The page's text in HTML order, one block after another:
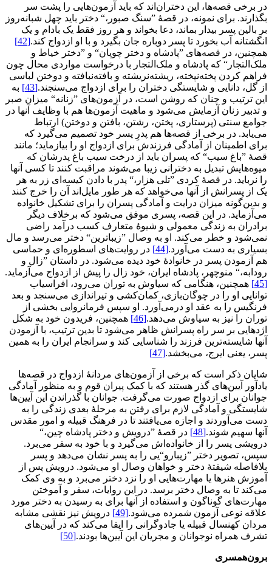
در برخی قصه‌ها، این دختران‌اند که باید آزمون‌هایی را پشت سر
بگذارند. برای نمونه، در قصۀ ”سنگ صبور،“ دختر باید چهل شبانه‌روز
بر بالین پسر بیدار بماند، دعا بخواند و هر روز فقط یک بادام و یک
انگشتانه آب بخورد تا پسر دوباره جان بگیرد و با او ازدواج کند.[42]
همچنین، در قصه‌های ”پادشاه و دختر چوپان“ و ”دختر خیاط و
ملک‌التجار“ که پادشاه و ملک‌التجار با درخواست مواردی محال چون
فراهم کردن پخته‌نپخته، ریشته‌نریشته و بافته‌نبافته و دوختن لباسی
از گل، دانایی و شایستگی دختران را برای ازدواج می‌سنجند.[43]
به
این ترتیب و چنان که روشن است، در آزمون‌های ”زنانه“ میزان صبر
و تدبیر زنان آزمایش می‌شود و ماهیت آزمون‌ها هم با وظایف آنها در
جوامع سنتی (پرستاری، پختن، رشتن، بافتن و دوختن) ارتباط
می‌یابد. در برخی از قصه‌ها هم پدرِ پسر خود تصمیم می‌گیرد که
برای اطمینان از آمادگی فرزندش برای ازدواج او را بیازماید؛ مانند
قصۀ ”باغ سیب“ که پسران باید از درخت سیب باغ پدرشان که
میوه‌هایش تبدیل به دخترانی زیبا می‌شوند مراقبت کنند تا کسی آنها
را نرباید. در قصۀ کردی ”تلی هزار،“ پدر با دادن کیسه‌ای زر به هر
یک از پسرانش از آنها می‌خواهد که هر طور مایل‌اند آن را خرج کنند
و بدین‌گونه میزان درایت و آمادگی پسران را برای تشکیل خانواده
می‌آزماید. در این قصه، پسری موفق می‌شود که برخلاف دیگر
برادران به زندگی معمولی و شیوۀ متعارف کسب درآمد راضی
نمی‌شود و خطر می‌کند. او به وصال ”زیباترین“ دختر می‌رسد و مال
بسیاری به دست می‌آورد.[44]
در روایت‌های اسطوره‌ای و حماسی
هم آزمودن پسر در خانوادۀ خود دیده می‌شود. در داستان ”زال و
رودابه،“ منوچهر، پادشاه ایران، خود زال را پیش از ازدواج می‌آزماید.
[45]
همچنین، هنگامی که سیاوش به توران می‌رود، افراسیاب
توانایی او را در چوگان‌بازی، کمان‌کشی و تیراندازی می‌سنجد و بعد
فرنگیس را به عقد او درمی‌آورد. او سپس فرمانروایی بخشی از
توران را نیز به سیاوش می‌دهد.[46]
همچنین، فریدون خود به شکل
اژدهایی بر سر راه پسرانش ظاهر می‌شود تا بدین ترتیب، با آزمودن
آنها شایسته‌ترین فرزند را شناسایی کند و سرانجام ایران را به همین
پسر، یعنی ایرج، می‌بخشد.[47]
شایان ذکر است که برخی از آزمون‌های مردانۀ ازدواج در قصه‌ها
یادآور آیین‌های گذر هستند که با کمک پیران قوم و به منظور آمادگی
جوانان برای ازدواج صورت می‌گرفت. جوانان با گذراندن این آیین‌ها
شایستگی و آمادگی لازم برای رفتن به مرحلۀ بعدی زندگی را به
دست می‌آوردند و اجازه می‌یافتند تا در فرهنگ قبیله و امور مقدس
آنها سهیم شوند.[48]
در قصۀ ”درویش و دختر پادشاه چین،“
درویشی پسر را از خانواده‌اش می‌گیرد و با خود به سفر می‌برد.
سپس، تصویر دختر ”زیبارو“یی را به پسر نشان می‌دهد و پسر
بلافاصله شیفتۀ دختر و خواهان وصال او می‌شود. درویش پس از
آموزش هنرها یا مهارت‌هایی او را نزد دختر می‌برد و به وی کمک
می‌کند تا به وصال دختر برسد. در این روایات، سفر و آموختن
مهارت‌های گوناگون و استفاده از آنها برای به رسیدن به دختر مورد
علاقه نوعی آزمون شمرده می‌شود.[49]
درویش نیز نقشی مشابه
مردان کهنسال قبیله یا جادوگرانی را ایفا می‌کند که در آیین‌های
تشرف همراه نوجوانان و مجریان این آیین‌ها بودند.[50]
برونهمسری